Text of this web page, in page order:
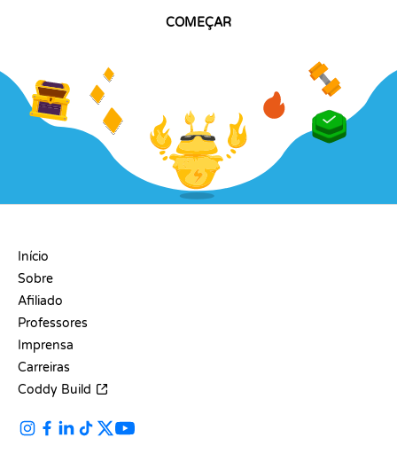
COMEÇAR
Início
Sobre
Afiliado
Professores
Imprensa
Carreiras
Coddy Build